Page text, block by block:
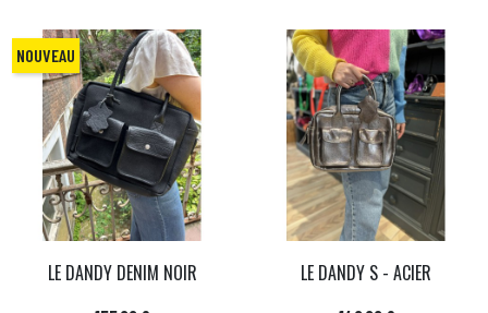
LE DANDY DENIM NOIR
NOUVEAU
LE DANDY S - ACIER